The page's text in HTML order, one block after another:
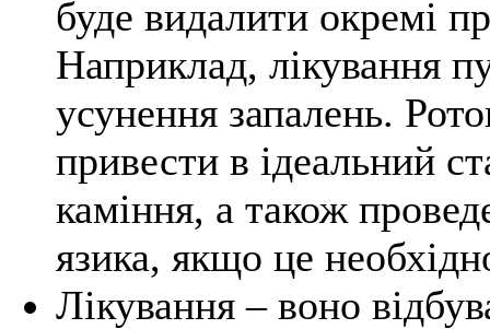
буде видалити окремі
Наприклад, лікування
усунення запалень.
привести в ідеальний
каміння, а також
язика, якщо це
Лікування – воно